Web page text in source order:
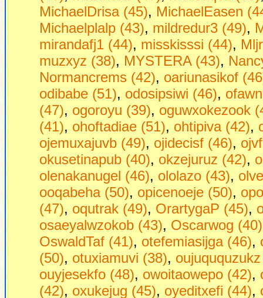
MichaelDrisa (45), MichaelEasen
Michaelplalp (43), mildredur3 (49),
mirandafj1 (44), misskisssi (44),
muzxyz (38), MYSTERA (43),
Normancrems (42), oariunasikof
odibabe (51), odosipsiwi (46),
(47), ogoroyu (39), oguwxokezook
(41), ohoftadiae (51), ohtipiva (42),
ojemuxajuvb (49), ojidecisf (46),
okusetinapub (40), okzejuruz (42),
olenakanugel (46), ololazo (43),
ooqabeha (50), opicenoeje (50),
(47), oqutrak (49), OrartygaP (45),
osaeyalwzokob (43), Oscarwog (40)
OswaldTaf (41), otefemiasijga (46),
(50), otuxiamuvi (38),
ouyjesekfo (48), owoitaowepo (42),
(42), oxukejug (45), oyeditxefi (44),